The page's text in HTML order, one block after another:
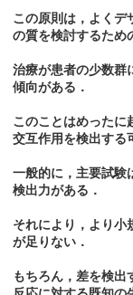
この原則は，よくデ
の質を検討するため
治療が患者の少数群
傾向がある．
このことはめったに
交互作用を検出する
一般的に，主要試験
検出力がある．
それにより，より小
が足りない．
もちろん，差を検出